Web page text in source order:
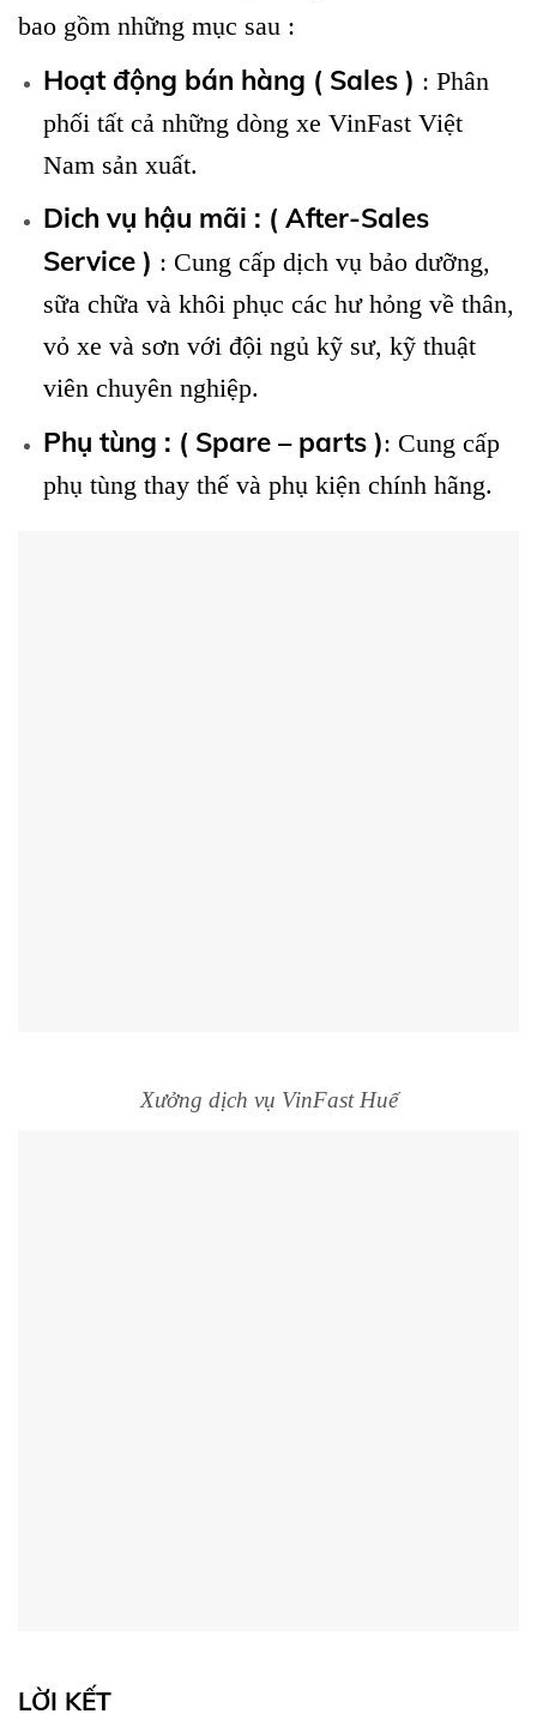
bao gồm những mục sau :
Hoạt động bán hàng ( Sales ) : Phân
phối tất cả những dòng xe VinFast Việt
Nam sản xuất.
Dich vụ hậu mãi : ( After-Sales
Service ) : Cung cấp dịch vụ bảo dưỡng,
sữa chữa và khôi phục các hư hỏng về thân,
vỏ xe và sơn với đội ngủ kỹ sư, kỹ thuật
viên chuyên nghiệp.
Phụ tùng : ( Spare – parts ): Cung cấp
phụ tùng thay thế và phụ kiện chính hãng.
Xưởng dịch vụ VinFast Huế
LỜI KẾT